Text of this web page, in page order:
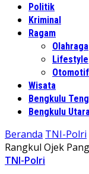
Politik
Kriminal
Ragam
Olahraga
Lifestyle
Otomotif
Wisata
Bengkulu
Bengkulu
Beranda TNI-Polri
Rangkul Ojek
TNI-Polri